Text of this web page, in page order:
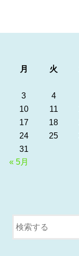
月
火
3
4
10
11
17
18
24
25
31
« 5月